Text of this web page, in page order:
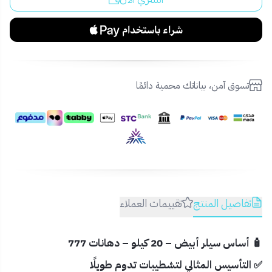
تسوق آمن، بياناتك محمية دائمًا
تفاصيل المنتج تقييمات العملاء
🧴 أساس سيلر أبيض – 20 كيلو – دهانات 777
✅ التأسيس المثالي لتشطيبات تدوم طويلًا